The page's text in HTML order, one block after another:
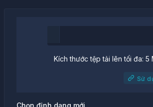
Kích thước tệp tải lên tối đa: 5
Sử
Chọn định dạng mới